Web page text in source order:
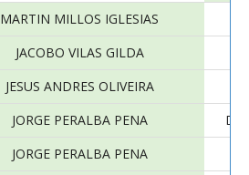
MARTIN MILLOS IGLESIAS
JACOBO VILAS GILDA
JESUS ANDRES OLIVEIRA
JORGE PERALBA PENA
JORGE PERALBA PENA